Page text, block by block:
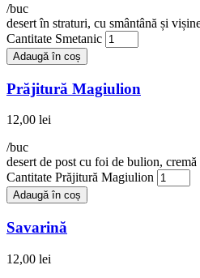
/buc
desert în straturi, cu smântână și
Cantitate Smetanic
Adaugă în coș
Prăjitură Magiulion
12,00 lei
/buc
desert de post cu foi de bulion,
Cantitate Prăjitură Magiulion
Adaugă în coș
Savarină
12,00 lei